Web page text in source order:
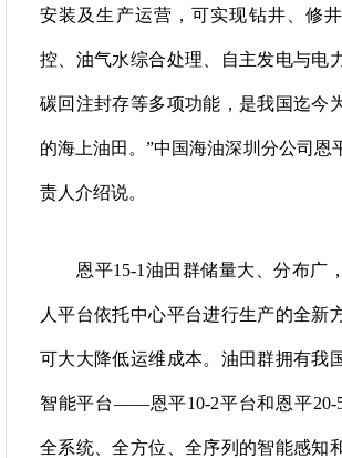
安装及生产运营，可实现钻井、修
控、油气水综合处理、自主发电与电
碳回注封存等多项功能，是我国迄今
的海上油田。”中国海油深圳分公司恩
责人介绍说。
恩平15-1油田群储量大、分布广
人平台依托中心平台进行生产的全新
可大大降低运维成本。油田群拥有我
智能平台——恩平10-2平台和恩平20-
全系统、全方位、全序列的智能感知